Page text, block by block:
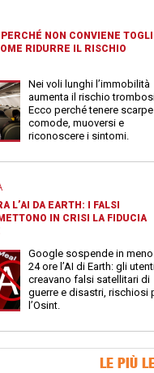
NON CONVIENE
RIDURRE IL RISCHIO
Nei voli lunghi l’immobilità
aumenta il rischio
Ecco perché tenere scarpe
comode, muoversi e
riconoscere i sintomi.
L’AI DA EARTH: I FALSI
IN CRISI LA FIDUCIA
Google sospende in
24 ore l’AI di Earth: gli
creavano falsi satellitari di
guerre e disastri, rischiosi
l’Osint.
LE PIÙ